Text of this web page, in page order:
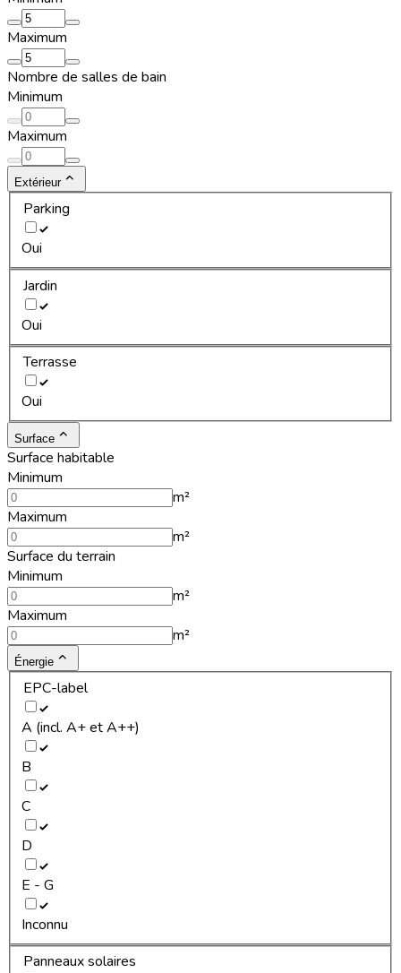
Maximum
Nombre de salles de bain
Minimum
Maximum
Extérieur
Parking
Oui
Jardin
Oui
Terrasse
Oui
Surface
Surface habitable
Minimum
m²
Maximum
m²
Surface du terrain
Minimum
m²
Maximum
m²
Énergie
EPC-label
A (incl. A+ et A++)
B
C
D
E - G
Inconnu
Panneaux solaires